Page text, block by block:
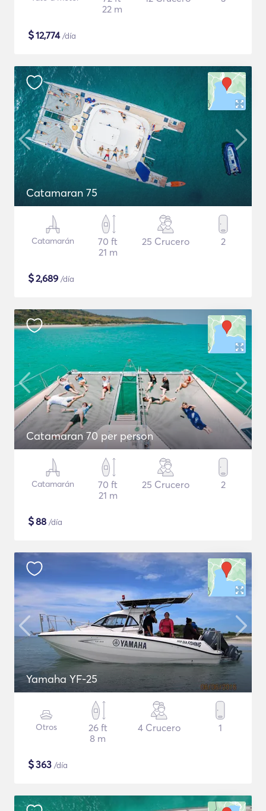
22 m
$12,774/día
Catamaran 75
Catamarán
70 ft
21 m
25 Crucero 2
$2,689 /día
Catamaran 70 per person
Catamarán
70 ft
21 m
25 Crucero 2
$88 /día
Yamaha YF-25
Otros
26 ft
8 m
4 Crucero 1
$363 /día